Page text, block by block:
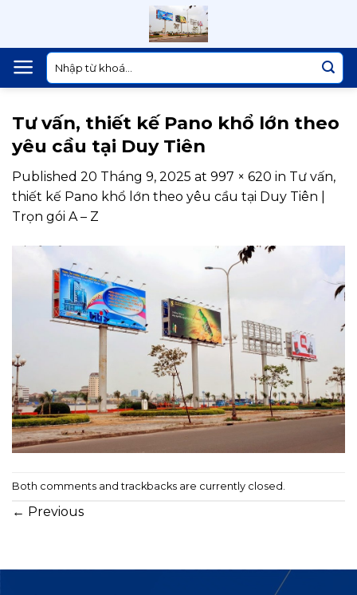
content
Tìm
kiếm:
Tư vấn, thiết kế Pano khổ lớn theo
yêu cầu tại Duy Tiên
Published 20 Tháng 9, 2025 at 997 × 620 in Tư vấn,
thiết kế Pano khổ lớn theo yêu cầu tại Duy Tiên |
Trọn gói A – Z
Both comments and trackbacks are currently closed.
← Previous